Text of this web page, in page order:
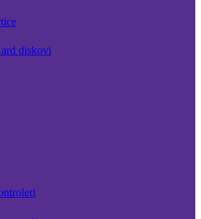
diskovi